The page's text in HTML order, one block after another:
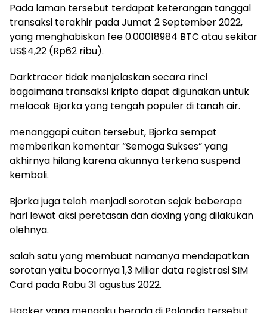
Pada laman tersebut terdapat keterangan tanggal
transaksi terakhir pada Jumat 2 September 2022,
yang menghabiskan fee 0.00018984 BTC atau sekitar
US$4,22 (Rp62 ribu).
Darktracer tidak menjelaskan secara rinci
bagaimana transaksi kripto dapat digunakan untuk
melacak Bjorka yang tengah populer di tanah air.
menanggapi cuitan tersebut, Bjorka sempat
memberikan komentar “Semoga Sukses” yang
akhirnya hilang karena akunnya terkena suspend
kembali.
Bjorka juga telah menjadi sorotan sejak beberapa
hari lewat aksi peretasan dan doxing yang dilakukan
olehnya.
salah satu yang membuat namanya mendapatkan
sorotan yaitu bocornya 1,3 Miliar data registrasi SIM
Card pada Rabu 31 agustus 2022.